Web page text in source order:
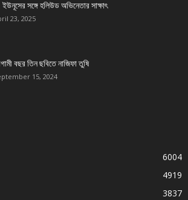
সঙ্গে হলিউড অভিনেতার সাক্ষাৎ
23, 2025
বছর তিন ছবিতে নাজিফা তুষি
15, 2024
6004
4919
3837